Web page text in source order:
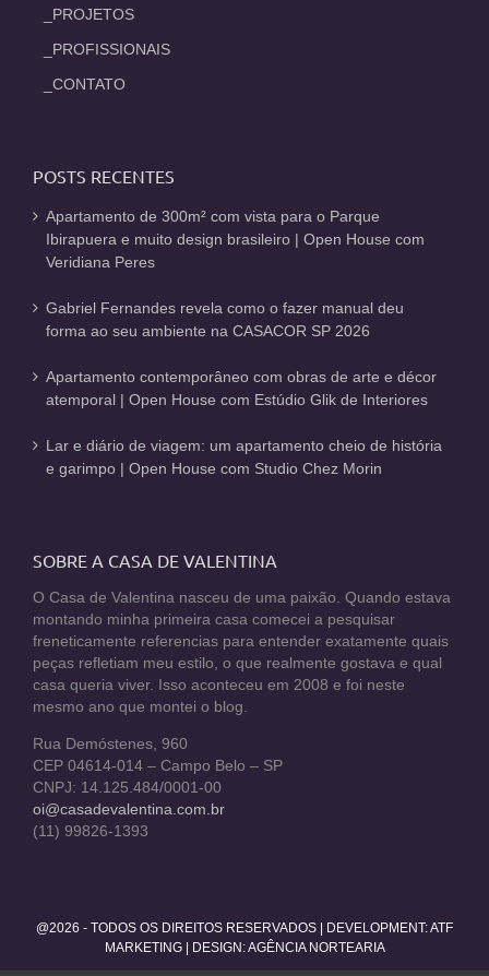
_PROJETOS
_PROFISSIONAIS
_CONTATO
POSTS RECENTES
Apartamento de 300m² com vista para o Parque
Ibirapuera e muito design brasileiro | Open House com
Veridiana Peres
Gabriel Fernandes revela como o fazer manual deu
forma ao seu ambiente na CASACOR SP 2026
Apartamento contemporâneo com obras de arte e décor
atemporal | Open House com Estúdio Glik de Interiores
Lar e diário de viagem: um apartamento cheio de história
e garimpo | Open House com Studio Chez Morin
SOBRE A CASA DE VALENTINA
O Casa de Valentina nasceu de uma paixão. Quando estava
montando minha primeira casa comecei a pesquisar
freneticamente referencias para entender exatamente quais
peças refletiam meu estilo, o que realmente gostava e qual
casa queria viver. Isso aconteceu em 2008 e foi neste
mesmo ano que montei o blog.
Rua Demóstenes, 960
CEP 04614-014 – Campo Belo – SP
CNPJ: 14.125.484/0001-00
oi@casadevalentina.com.br
(11) 99826-1393
@2026 - TODOS OS DIREITOS RESERVADOS | DEVELOPMENT:ATF
MARKETING| DESIGN: AGÊNCIA NORTEARIA